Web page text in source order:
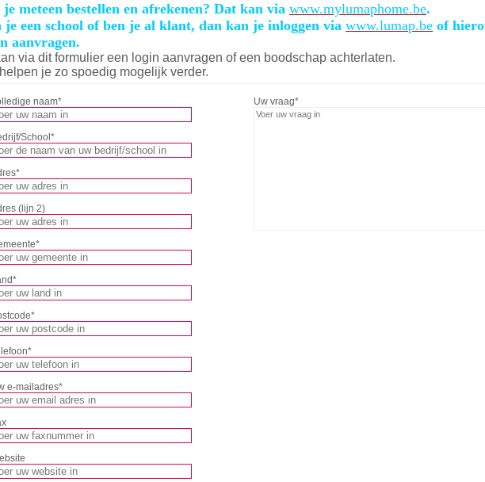
meteen bestellen en afrekenen? Dat kan via www.mylumaphome.be.
je een school of ben je al klant, dan kan je inloggen via www.lumap.be of
aanvragen.
via dit formulier een login aanvragen of een boodschap achterlaten.
je zo spoedig mogelijk verder.
naam*
School *
*
(lijn 2)
*
*
*
*
e-mailadres*
Uw vraag*